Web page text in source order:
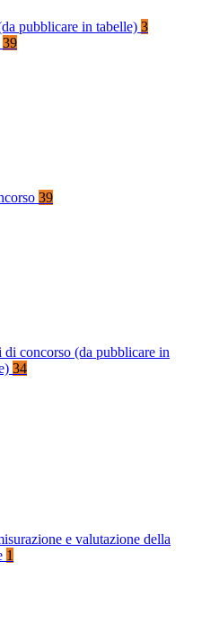
pubblicare in tabelle) 3
39
39
di concorso (da pubblicare in
34
e valutazione della
1